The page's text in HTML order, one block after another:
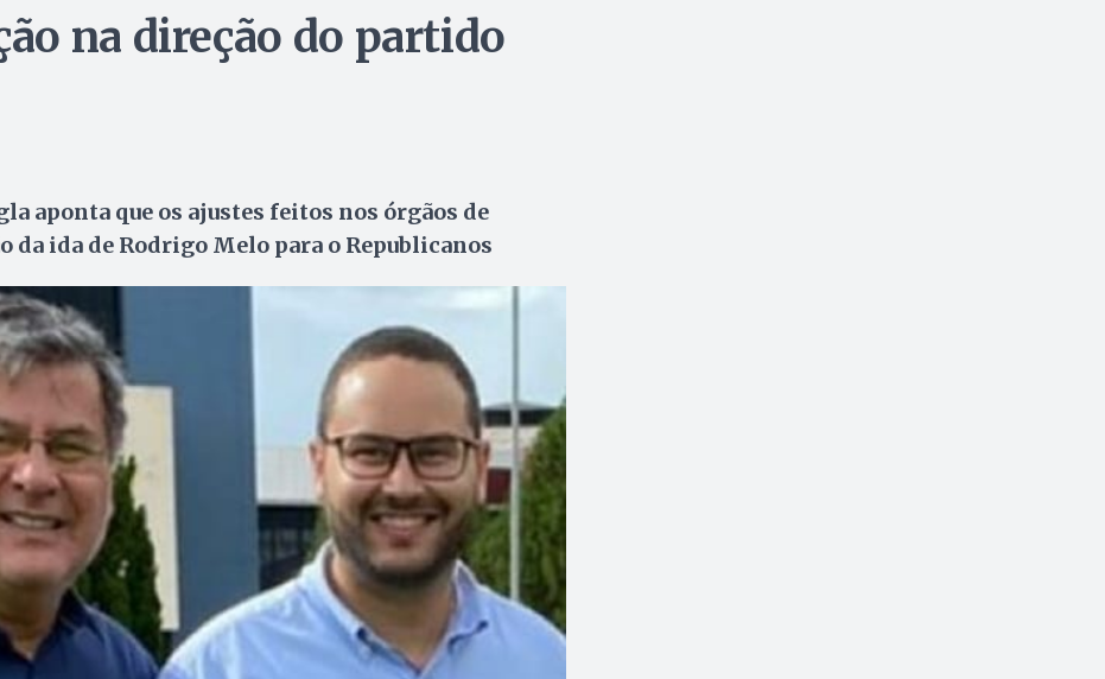
na direção do partido
aponta que os ajustes feitos nos órgãos de
da ida de Rodrigo Melo para o Republicanos